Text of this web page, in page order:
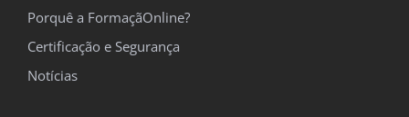
Porquê a FormaçãOnline?
Certificação e Segurança
Notícias
serviço se aplicam.